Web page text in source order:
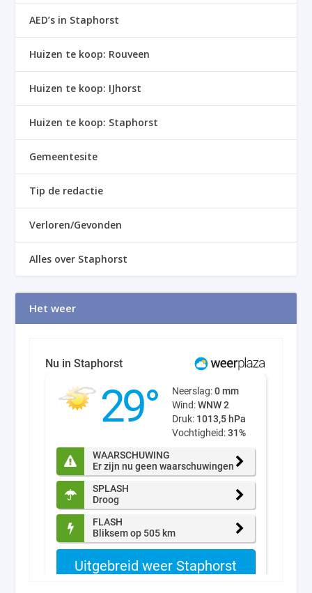
AED’s in Staphorst
Huizen te koop: Rouveen
Huizen te koop: IJhorst
Huizen te koop: Staphorst
Gemeentesite
Tip de redactie
Verloren/Gevonden
Alles over Staphorst
Het weer